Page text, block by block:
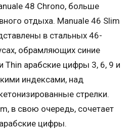
48 Chrono, больше
отдыха. Manuale 46 Slim
в стальных 46-
обрамляющих синие
арабские цифры 3, 6, 9 и
индексами, над
стрелки.
в свою очередь, сочетает
цифры.